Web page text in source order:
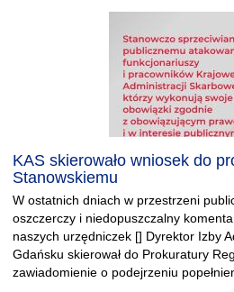
KAS skierowało wniosek do
Stanowskiemu
W ostatnich dniach w przestrzeni
oszczerczy i niedopuszczalny
naszych urzędniczek [] Dyrektor Izby
Gdańsku skierował do Prokuratury
zawiadomienie o podejrzeniu